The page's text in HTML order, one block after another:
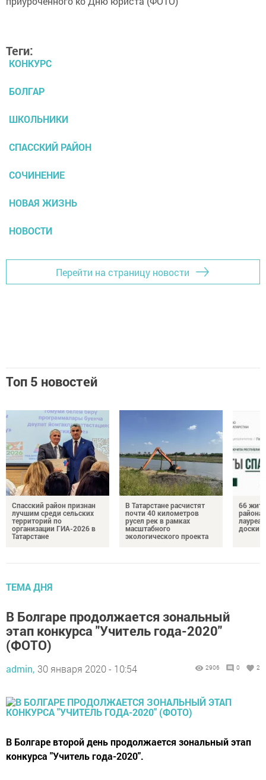
Теги:
КОНКУРС
БОЛГАР
ШКОЛЬНИКИ
СПАССКИЙ РАЙОН
СОЧИНЕНИЕ
НОВАЯ ЖИЗНЬ
НОВОСТИ
Перейти на страницу новости
Топ 5 новостей
Спасский район признан
лучшим среди сельских
территорий по
организации ГИА-2026 в
Татарстане
В Татарстане расчистят
почти 40 километров
русел рек в рамках
масштабного
экологического проекта
66
района
доски
ТЕМА ДНЯ
В Болгаре продолжается зональный
этап конкурса "Учитель года-2020"
(ФОТО)
admin, 30 января 2020 - 10:54 2906 0 2
В Болгаре второй день продолжается зональный этап
конкурса "Учитель года-2020".